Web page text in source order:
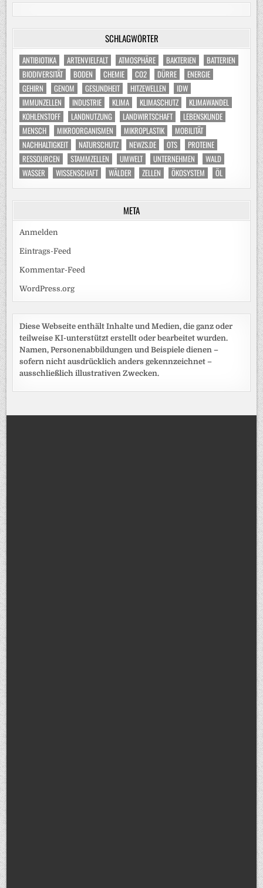
SCHLAGWÖRTER
ANTIBIOTIKA ARTENVIELFALT ATMOSPHÄRE BAKTERIEN
BATTERIEN
BIODIVERSITÄT
BODEN CHEMIE CO2 DÜRRE
ENERGIE
GEHIRN
GENOM GESUNDHEIT HITZEWELLEN
IDW
IMMUNZELLEN
INDUSTRIE KLIMA KLIMASCHUTZ
KLIMAWANDEL
KOHLENSTOFF
LANDNUTZUNG LANDWIRTSCHAFT
LEBENSKUNDE
MENSCH
MIKROORGANISMEN MIKROPLASTIK
MOBILITÄT
NACHHALTIGKEIT
NATURSCHUTZ NEWZS.DE OTS
PROTEINE
RESSOURCEN
STAMMZELLEN UMWELT UNTERNEHMEN
WALD
WASSER
WISSENSCHAFT WÄLDER ZELLEN ÖKOSYSTEM ÖL
META
Anmelden
Eintrags-Feed
Kommentar-Feed
WordPress.org
Diese Webseite enthält Inhalte und Medien, die ganz oder
teilweise KI-unterstützt erstellt oder bearbeitet wurden.
Namen, Personenabbildungen und Beispiele dienen –
sofern nicht ausdrücklich anders gekennzeichnet –
ausschließlich illustrativen Zwecken.